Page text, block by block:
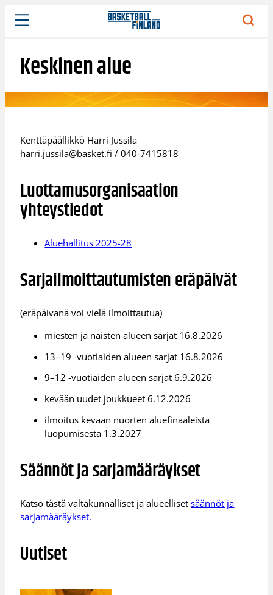
Siirry
sisältöön
Keskinen alue
Kenttäpäällikkö Harri Jussila
harri.jussila@basket.fi / 040-7415818
Luottamusorganisaation
yhteystiedot
Aluehallitus 2025-28
Sarjailmoittautumisten eräpäivät
(eräpäivänä voi vielä ilmoittautua)
miesten ja naisten alueen sarjat 16.8.2026
13–19 -vuotiaiden alueen sarjat 16.8.2026
9–12 -vuotiaiden alueen sarjat 6.9.2026
kevään uudet joukkueet 6.12.2026
ilmoitus kevään nuorten aluefinaaleista
luopumisesta 1.3.2027
Säännöt ja sarjamääräykset
Katso tästä valtakunnalliset ja alueellisetsäännöt ja
sarjamääräykset.
Uutiset